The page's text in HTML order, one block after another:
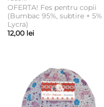
OFERTA! Fes pentru copii
(Bumbac 95%, subtire + 5%
Lycra)
12,00 lei